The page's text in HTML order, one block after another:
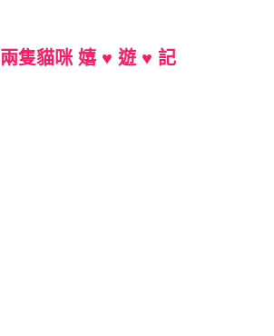
兩隻貓咪 嬉 ♥ 遊 ♥ 記